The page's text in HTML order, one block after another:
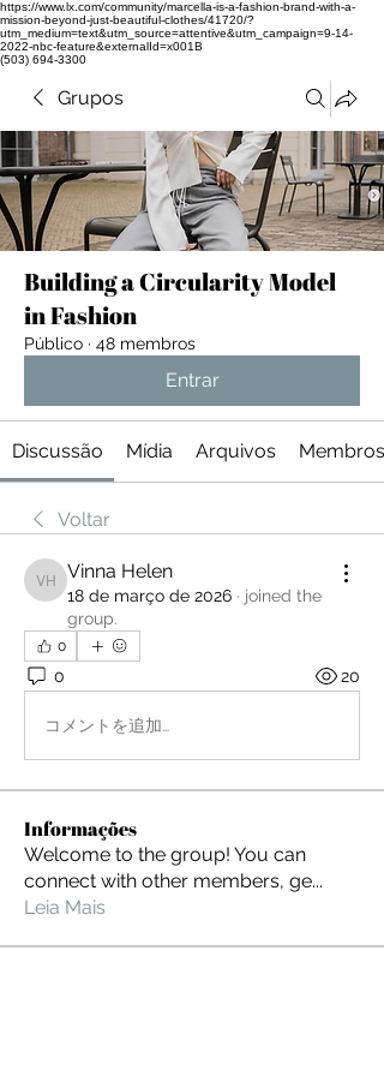
https://www.lx.com/community/marcella-is-a-fashion-brand-with-a-
mission-beyond-just-beautiful-clothes/41720/?
utm_medium=text&utm_source=attentive&utm_campaign=9-14-
2022-nbc-feature&externalId=x001B
(503) 694-3300
Grupos
Building a Circularity Model
in Fashion
Público · 48 membros
Entrar
Discussão Mídia Arquivos Membros
Voltar
Vinna Helen
Vinna Helen
18 de março de 2026 · joined the
group.
0
0 20
コメントを追加…
Informações
Welcome to the group! You can
connect with other members, ge...
Leia Mais